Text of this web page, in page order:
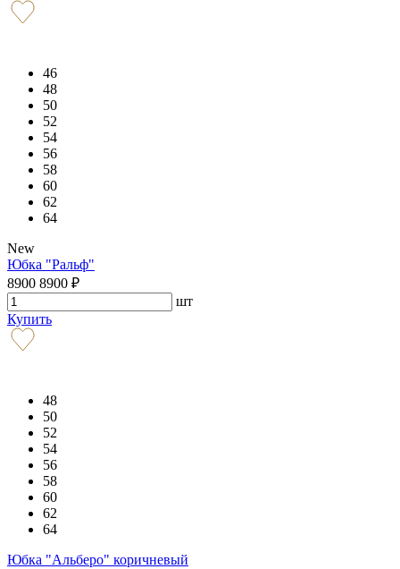
46
48
50
52
54
56
58
60
62
64
New
Юбка "Ральф"
8900 8900 ₽
шт
Купить
48
50
52
54
56
58
60
62
64
Юбка "Альберо" коричневый